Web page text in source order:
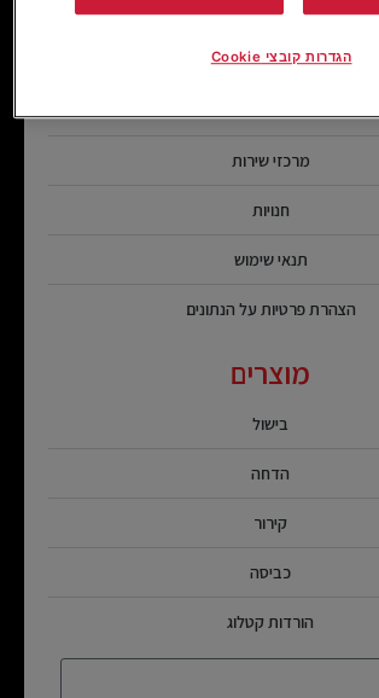
ראשי
הסיפור של Blomberg
שאלות נפוצות
מרכזי שירות
חנויות
תנאי שימוש
הצהרת פרטיות על הנתונים
מוצרים
בישול
הדחה
קירור
כביסה
הורדות קטלוג
הגדרות קובצי Cookie